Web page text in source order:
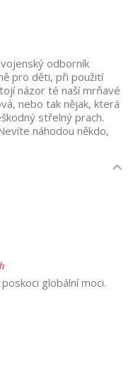
odborník
pro děti, při použití
názor té naší mrňavé
nebo tak nějak, která
střelný prach.
náhodou někdo,
globální moci.